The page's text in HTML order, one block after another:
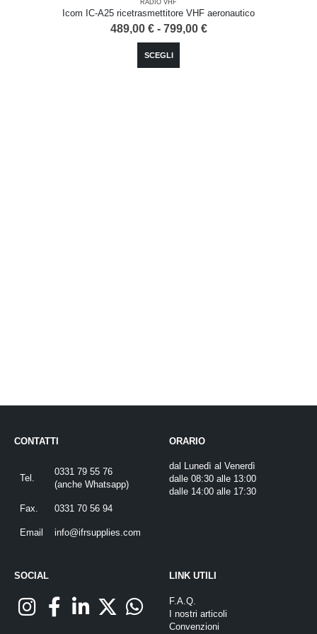
CONTATTI
Tel.
0331 79 55 76
(anche Whatsapp)
Fax. 0331 70 56 94
Email info@ifrsupplies.com
ORARIO
dal Lunedì al Venerdì
dalle 08:30 alle 13:00
dalle 14:00 alle 17:30
SOCIAL LINK UTILI
F.A.Q.
I nostri articoli
Convenzioni